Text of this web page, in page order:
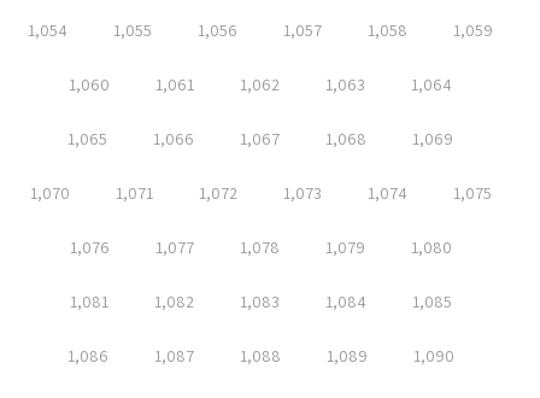
1,054 1,055 1,056 1,057 1,058 1,059
1,060 1,061 1,062 1,063 1,064
1,065 1,066 1,067 1,068 1,069
1,070 1,071 1,072 1,073 1,074 1,075
1,076 1,077 1,078 1,079 1,080
1,081 1,082 1,083 1,084 1,085
1,086 1,087 1,088 1,089 1,090